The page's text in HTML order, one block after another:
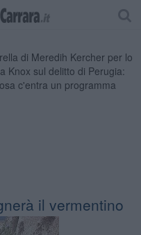
il vermentino